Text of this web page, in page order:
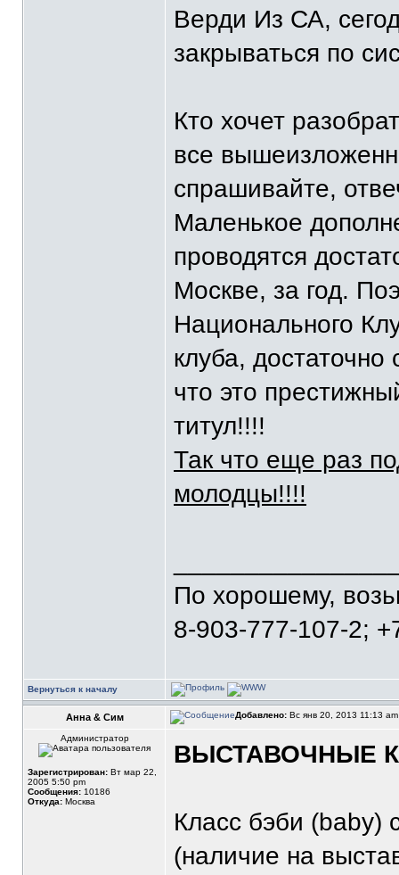
Верди Из СА,
закрываться по
Кто хочет
все
спрашивайте,
Маленькое
проводятся
Москве, за год.
Национального
клуба,
что это
титул!!!!
Так что еще раз
молодцы!!!!
По хорошему,
8-903-777-107-2;
Вернуться к началу
Анна & Сим Добавлено: Вс янв 20, 2013 11:13
Администратор
Зарегистрирован: Вт мар 22,
2005 5:50 pm
Сообщения: 10186
Откуда: Москва
ВЫСТАВОЧНЫЕ
Класс бэби (baby)
(наличие на